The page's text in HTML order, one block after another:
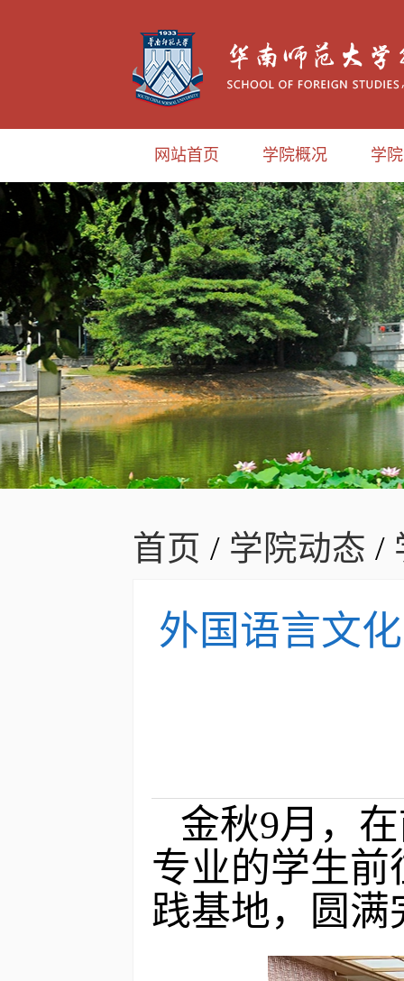
网站首页 学院概况 学
首页 / 学院动态 /
外国语言文
金秋9月，
专业的学生
践基地，圆满